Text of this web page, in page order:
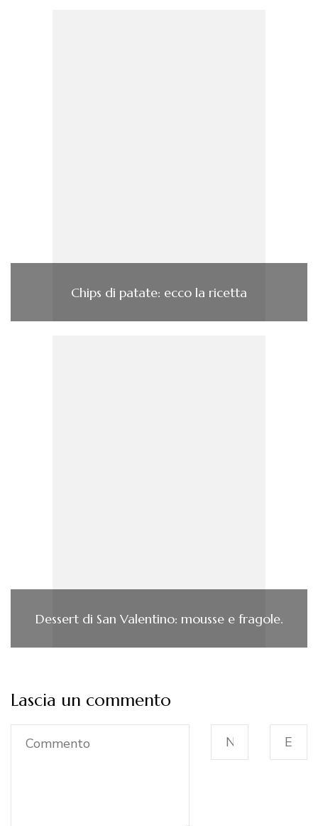
Chips di patate: ecco la ricetta
Dessert di San Valentino: mousse e fragole.
Lascia un commento